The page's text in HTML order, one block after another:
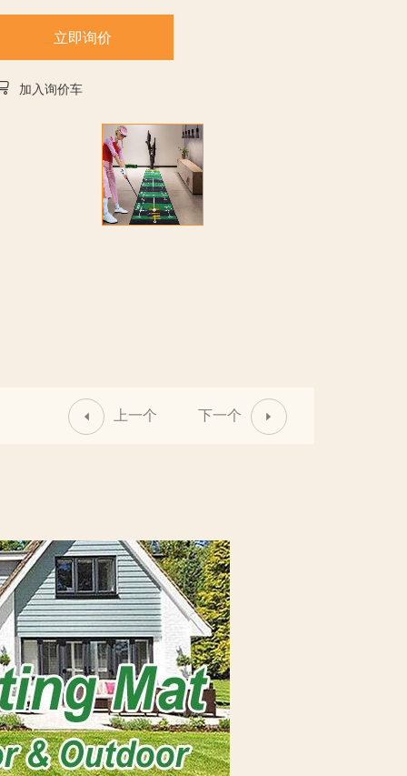
立即询价
加入询价车
上一个 下一个